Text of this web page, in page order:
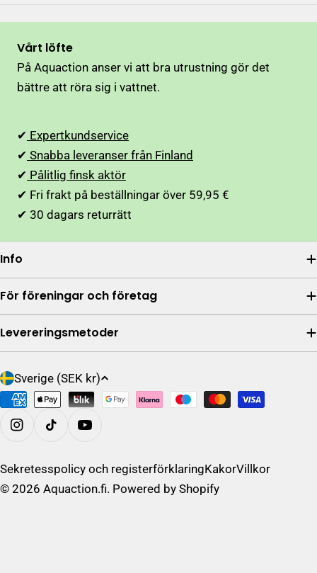
Vårt löfte
På Aquaction anser vi att bra utrustning gör det
bättre att röra sig i vattnet.
✔ Expertkundservice
✔ Snabba leveranser från Finland
✔ Pålitlig finsk aktör
✔ Fri frakt på beställningar över 59,95 €
✔ 30 dagars returrätt
Info
För föreningar och företag
Levereringsmetoder
L
a
n
R
e
Sverige (SEK kr)
Betalningsalternativ
På Instagram
© 2026 Aquaction.fi. Powered by Shopify
Sekretesspolicy och registerförklaringKakorVillkor